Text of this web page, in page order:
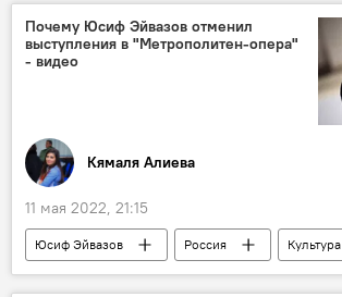
Почему Юсиф Эйвазов отменил
выступления в "Метрополитен-опера"
- видео
Кямаля Алиева
11 мая 2022, 21:15
Юсиф Эйвазов Россия Культура